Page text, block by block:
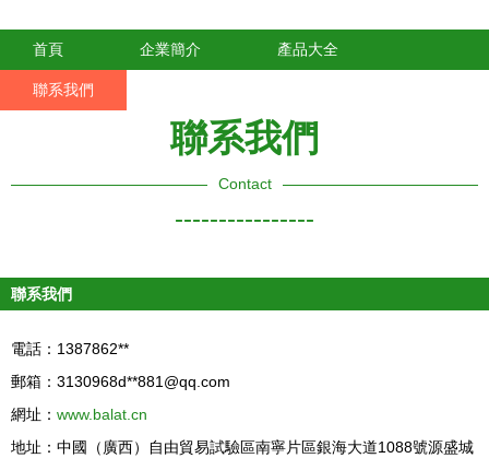
首頁 企業簡介 產品大全
聯系我們
聯系我們
Contact
----------------
聯系我們
電話：1387862**
郵箱：3130968d**881@qq.com
網址： www.balat.cn
地址：中國（廣西）自由貿易試驗區南寧片區銀海大道1088號源盛城